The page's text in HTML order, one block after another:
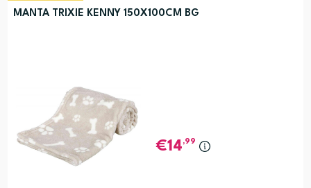
MANTA TRIXIE KENNY 150X100CM BG
14,99